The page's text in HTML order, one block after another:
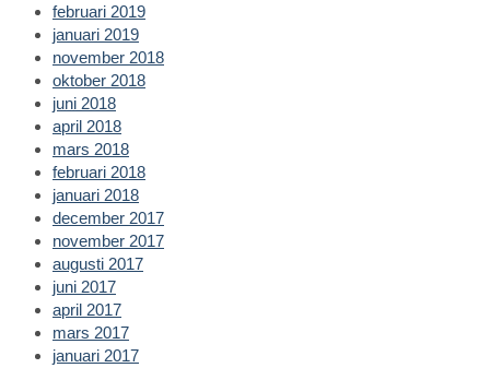
februari 2019
januari 2019
november 2018
oktober 2018
juni 2018
april 2018
mars 2018
februari 2018
januari 2018
december 2017
november 2017
augusti 2017
juni 2017
april 2017
mars 2017
januari 2017